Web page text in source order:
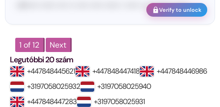
<W••••• •••••• •••• •• ••••• ••••• •••••• • ••••• •• ••• ••••• •• •••• ...
Verify to unlock
1 of 12
Next
Legutóbbi 20 szám
+447848445621 +447848447418
+447848446986
+3197058025932
+3197058025940
+447848447283
+3197058025931